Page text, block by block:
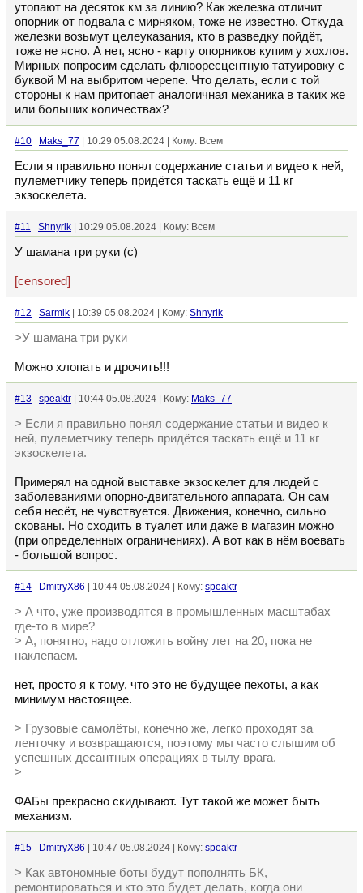
утопают на десяток км за линию? Как железка отличит
опорник от подвала с мирняком, тоже не известно. Откуда
железки возьмут целеуказания, кто в разведку пойдёт,
тоже не ясно. А нет, ясно - карту опорников купим у хохлов.
Мирных попросим сделать флюоресцентную татуировку с
буквой М на выбритом черепе. Что делать, если с той
стороны к нам притопает аналогичная механика в таких же
или больших количествах?
#10 Maks_77 | 10:29 05.08.2024 | Кому: Всем
Если я правильно понял содержание статьи и видео к ней,
пулеметчику теперь придётся таскать ещё и 11 кг
экзоскелета.
#11 Shnyrik | 10:29 05.08.2024 | Кому: Всем
У шамана три руки (с)
[censored]
#12 Sarmik | 10:39 05.08.2024 | Кому: Shnyrik
>У шамана три руки
Можно хлопать и дрочить!!!
#13 speaktr | 10:44 05.08.2024 | Кому: Maks_77
> Если я правильно понял содержание статьи и видео к
ней, пулеметчику теперь придётся таскать ещё и 11 кг
экзоскелета.
Примерял на одной выставке экзоскелет для людей с
заболеваниями опорно-двигательного аппарата. Он сам
себя несёт, не чувствуется. Движения, конечно, сильно
скованы. Но сходить в туалет или даже в магазин можно
(при определенных ограничениях). А вот как в нём воевать
- большой вопрос.
#14 DmitryX86 | 10:44 05.08.2024 | Кому: speaktr
> А что, уже производятся в промышленных масштабах
где-то в мире?
> А, понятно, надо отложить войну лет на 20, пока не
наклепаем.
нет, просто я к тому, что это не будущее пехоты, а как
минимум настоящее.
> Грузовые самолёты, конечно же, легко проходят за
ленточку и возвращаются, поэтому мы часто слышим об
успешных десантных операциях в тылу врага.
>
ФАБы прекрасно скидывают. Тут такой же может быть
механизм.
#15 DmitryX86 | 10:47 05.08.2024 | Кому: speaktr
> Как автономные боты будут пополнять БК,
ремонтироваться и кто это будет делать, когда они